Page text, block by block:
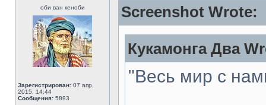
оби ван кеноби
Зарегистрирован: 07 апр,
2015, 14:44
Сообщения: 5893
Screenshot Wrote:
Кукамонга Два
"Весь мир с